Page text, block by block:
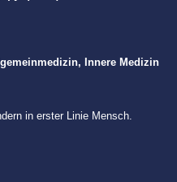
Innere Medizin
in erster Linie Mensch.